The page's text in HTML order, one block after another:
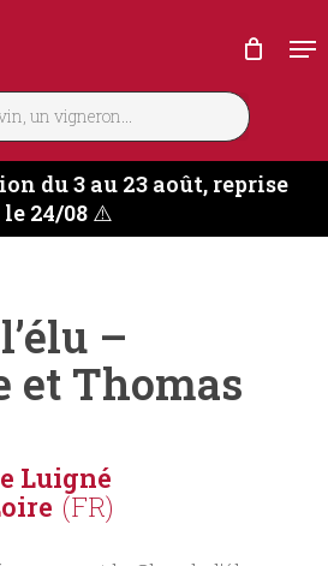
du 3 au 23 août, reprise
le 24/08⚠️
–
et Thomas
Luigné
(FR)